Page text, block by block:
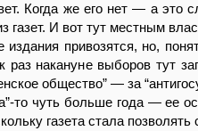
Когда же его нет — а это
газет. И вот тут местным
издания привозятся, но,
раз накануне выборов тут
общество” — за
то чуть больше года — ее
газета стала